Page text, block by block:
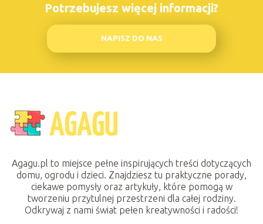
Potrzebujesz więcej informacji?
NAPISZ DO NAS
Agagu.pl to miejsce pełne inspirujących treści dotyczących
domu, ogrodu i dzieci. Znajdziesz tu praktyczne porady,
ciekawe pomysły oraz artykuły, które pomogą w
tworzeniu przytulnej przestrzeni dla całej rodziny.
Odkrywaj z nami świat pełen kreatywności i radości!